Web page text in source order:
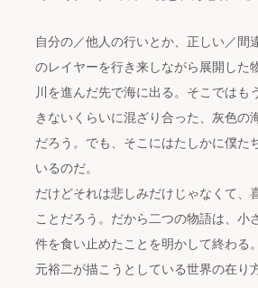
自分の／他人の行いとか、正しい／間
のレイヤーを行き来しながら展開した
川を進んだ先で海に出る。そこではも
きないくらいに混ざり合った、灰色の
だろう。でも、そこにはたしかに僕た
いるのだ。
だけどそれは悲しみだけじゃなくて、
ことだろう。だから二つの物語は、小
件を食い止めたことを明かして終わる
元裕二が描こうとしている世界の在り